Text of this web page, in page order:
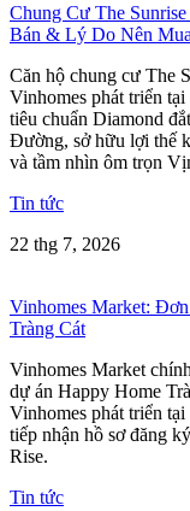
Chung Cư The
Bán & Lý Do Nên Mua
Căn hộ chung cư The
Vinhomes phát triển
tiêu chuẩn Diamond
Đường, sở hữu lợi thế
và tầm nhìn ôm trọn
Tin tức
22 thg 7, 2026
Vinhomes Market:
Tràng Cát
Vinhomes Market
dự án Happy Home
Vinhomes phát triển
tiếp nhận hồ sơ đăng
Rise.
Tin tức